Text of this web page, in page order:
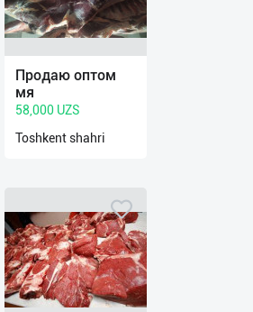
Продаю оптом
мя
58,000 UZS
Toshkent shahri